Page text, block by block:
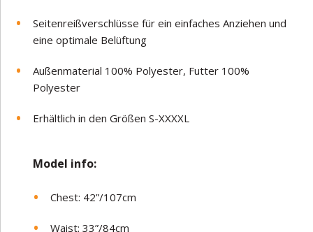
Seitenreißverschlüsse für ein einfaches Anziehen und
eine optimale Belüftung
Außenmaterial 100% Polyester, Futter 100%
Polyester
Erhältlich in den Größen S-XXXXL
Model info:
Chest: 42”/107cm
Waist: 33”/84cm